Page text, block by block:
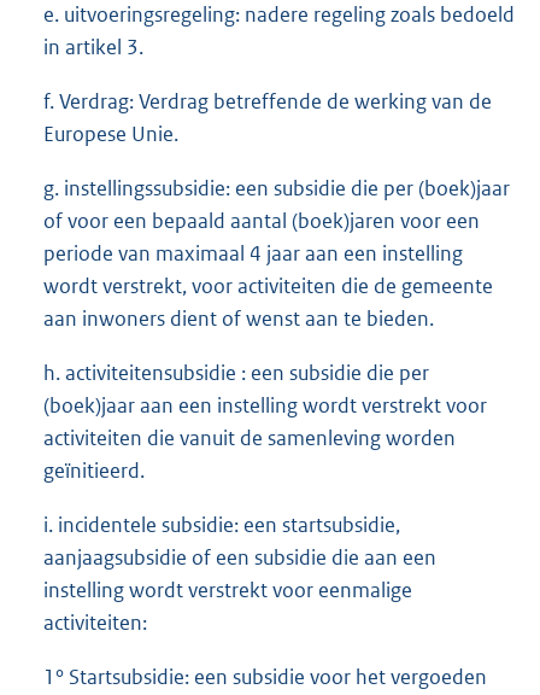
e. uitvoeringsregeling: nadere regeling zoals bedoeld
in artikel 3.
f. Verdrag: Verdrag betreffende de werking van de
Europese Unie.
g. instellingssubsidie: een subsidie die per (boek)jaar
of voor een bepaald aantal (boek)jaren voor een
periode van maximaal 4 jaar aan een instelling
wordt verstrekt, voor activiteiten die de gemeente
aan inwoners dient of wenst aan te bieden.
h. activiteitensubsidie : een subsidie die per
(boek)jaar aan een instelling wordt verstrekt voor
activiteiten die vanuit de samenleving worden
geïnitieerd.
i. incidentele subsidie: een startsubsidie,
aanjaagsubsidie of een subsidie die aan een
instelling wordt verstrekt voor eenmalige
activiteiten:
1° Startsubsidie: een subsidie voor het vergoeden